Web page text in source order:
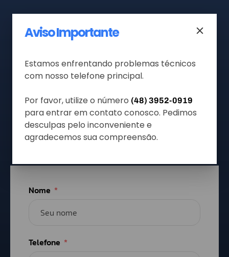
Matriz - Florianópolis
Filial - Blumenau
Filial - São Paulo
(48) 3952-0919
Nome
Telefone
Aviso Importante
Estamos enfrentando problemas técnicos
com nosso telefone principal.
Por favor, utilize o número (48) 3952-0919
para entrar em contato conosco. Pedimos
desculpas pelo inconveniente e
agradecemos sua compreensão.